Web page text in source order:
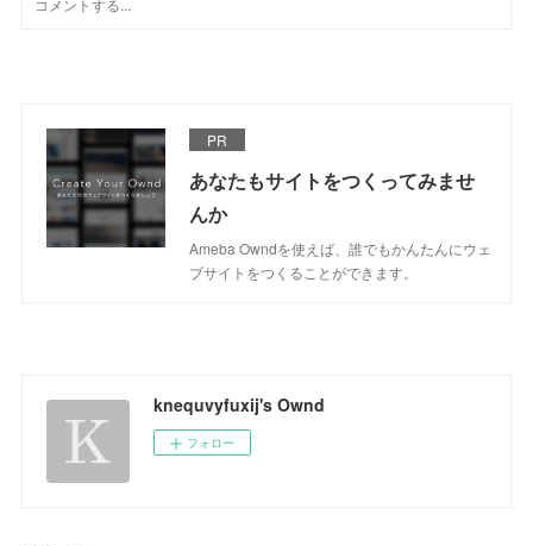
PR
あなたもサイトをつくってみませ
んか
Ameba Owndを使えば、誰でもかんたんにウェ
ブサイトをつくることができます。
knequvyfuxij's Ownd
フォロー